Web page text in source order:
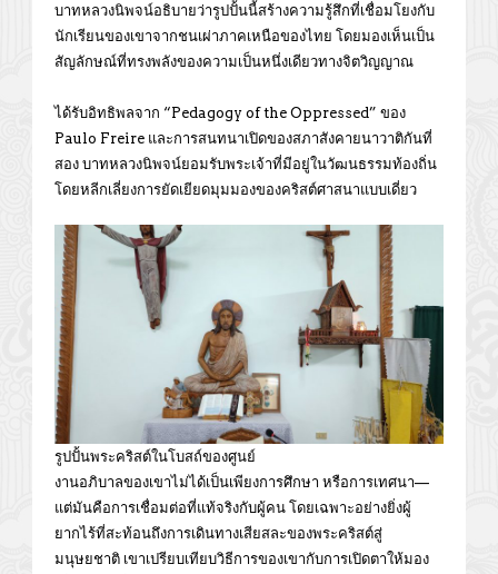
บาทหลวงนิพจน์อธิบายว่ารูปปั้นนี้สร้างความรู้สึกที่เชื่อมโยงกับ
นักเรียนของเขาจากชนเผ่าภาคเหนือของไทย โดยมองเห็นเป็น
สัญลักษณ์ที่ทรงพลังของความเป็นหนึ่งเดียวทางจิตวิญญาณ
ได้รับอิทธิพลจาก “Pedagogy of the Oppressed” ของ
Paulo Freire และการสนทนาเปิดของสภาสังคายนาวาติกันที่
สอง บาทหลวงนิพจน์ยอมรับพระเจ้าที่มีอยู่ในวัฒนธรรมท้องถิ่น
โดยหลีกเลี่ยงการยัดเยียดมุมมองของคริสต์ศาสนาแบบเดี่ยว
รูปปั้นพระคริสต์ในโบสถ์ของศูนย์​
งานอภิบาลของเขาไม่ได้เป็นเพียงการศึกษา หรือการเทศนา—
แต่มันคือการเชื่อมต่อที่แท้จริงกับผู้คน โดยเฉพาะอย่างยิ่งผู้
ยากไร้ที่สะท้อนถึงการเดินทางเสียสละของพระคริสต์สู่
มนุษยชาติ เขาเปรียบเทียบวิธีการของเขากับการเปิดตาให้มอง